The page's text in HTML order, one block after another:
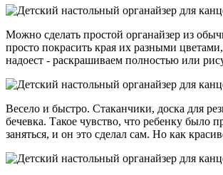
Можно сделать простой органайзер из
просто покрасить края их разными
надоест - раскрашиваем полностью или
Весело и быстро. Стаканчики, доска для
бечевка. Такое чувство, что ребенку было
заняться, и он это сделал сам. Но как